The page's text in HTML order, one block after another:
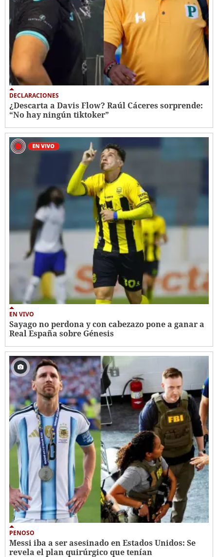
DECLARACIONES
¿Descarta a Davis Flow? Raúl Cáceres sorprende:
“No hay ningún tiktoker”
EN VIVO
Sayago no perdona y con cabezazo pone a ganar a
Real España sobre Génesis
PENOSO
Messi iba a ser asesinado en Estados Unidos: Se
revela el plan quirúrgico que tenían